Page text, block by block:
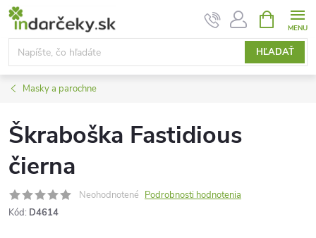
Prejsť
obsah
HĽADAŤ
KOŠÍK
Masky a parochne
Škraboška Fastidious
čierna
Neohodnotené Podrobnosti hodnotenia
Kód: D4614